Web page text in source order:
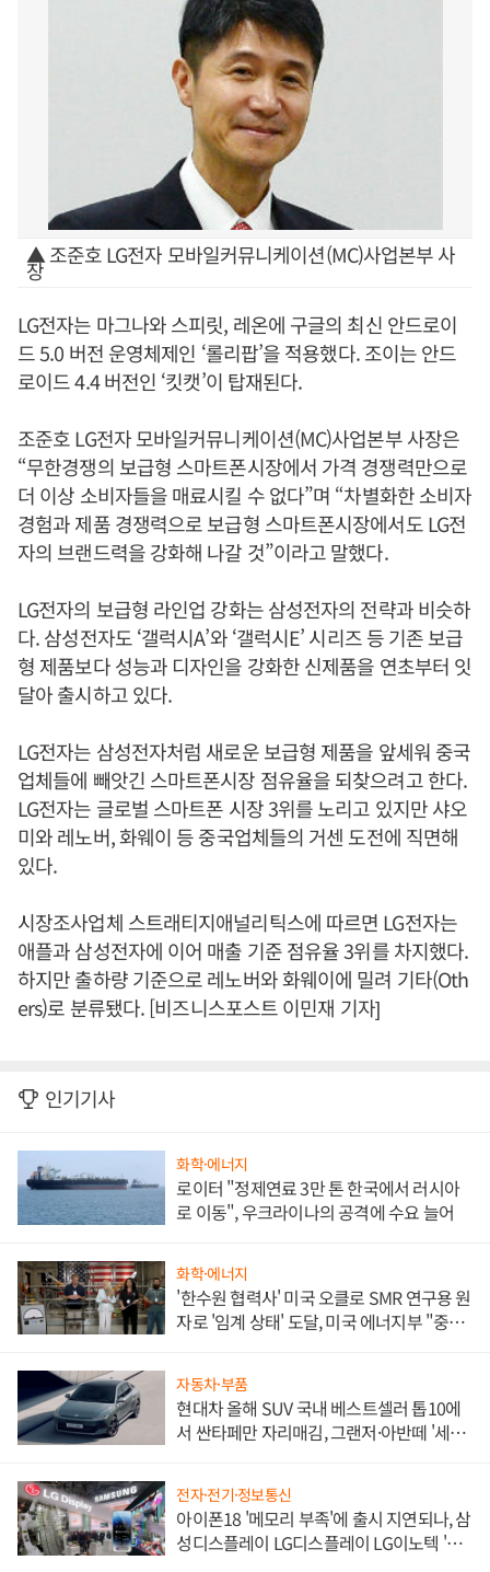
▲ 조준호 LG전자 모바일커뮤니케이션(MC)사업본부 사
장
LG전자는 마그나와 스피릿, 레온에 구글의 최신 안드로이
드 5.0 버전 운영체제인 ‘롤리팝’을 적용했다. 조이는 안드
로이드 4.4 버전인 ‘킷캣’이 탑재된다.
조준호 LG전자 모바일커뮤니케이션(MC)사업본부 사장은
“무한경쟁의 보급형 스마트폰시장에서 가격 경쟁력만으로
더 이상 소비자들을 매료시킬 수 없다”며 “차별화한 소비자
경험과 제품 경쟁력으로 보급형 스마트폰시장에서도 LG전
자의 브랜드력을 강화해 나갈 것”이라고 말했다.
LG전자의 보급형 라인업 강화는 삼성전자의 전략과 비슷하
다. 삼성전자도 ‘갤럭시A’와 ‘갤럭시E’ 시리즈 등 기존 보급
형 제품보다 성능과 디자인을 강화한 신제품을 연초부터 잇
달아 출시하고 있다.
LG전자는 삼성전자처럼 새로운 보급형 제품을 앞세워 중국
업체들에 빼앗긴 스마트폰시장 점유율을 되찾으려고 한다.
LG전자는 글로벌 스마트폰 시장 3위를 노리고 있지만 샤오
미와 레노버, 화웨이 등 중국업체들의 거센 도전에 직면해
있다.
시장조사업체 스트래티지애널리틱스에 따르면 LG전자는
애플과 삼성전자에 이어 매출 기준 점유율 3위를 차지했다.
하지만 출하량 기준으로 레노버와 화웨이에 밀려 기타(Oth
ers)로 분류됐다. [비즈니스포스트 이민재 기자]
인기기사
화학·에너지
로이터 "정제연료 3만 톤 한국에서 러시아
로 이동", 우크라이나의 공격에 수요 늘어
화학·에너지
'한수원 협력사' 미국 오클로 SMR 연구용 원
자로 '임계 상태' 도달, 미국 에너지부 "중요
자동차·부품
현대차 올해 SUV 국내 베스트셀러 톱10에
서 싼타페만 자리매김, 그랜저·아반떼 '세단
전자·전기·정보통신
아이폰18 '메모리 부족'에 출시 지연되나, 삼
성디스플레이 LG디스플레이 LG이노텍 '탈